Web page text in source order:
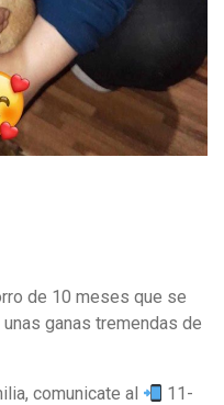
de 10 meses que se
ganas tremendas de
comunicate al
11-